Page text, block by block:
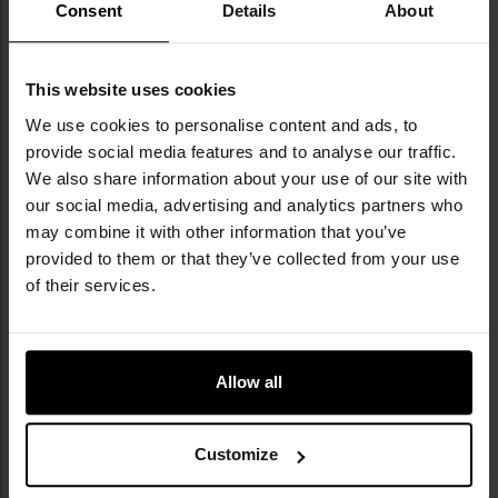
Consent Details About
This website uses cookies
We use cookies to personalise content and ads, to
provide social media features and to analyse our traffic.
We also share information about your use of our site with
our social media, advertising and analytics partners who
may combine it with other information that you’ve
provided to them or that they’ve collected from your use
of their services.
Allow all
Customize
Holosun.
Holosun — це бренд прицільної оптики, що
належить Huanic Corporation — одному з
найбільших світових виробників лазерних
технологій для промисловості, електроніки
та медицини. Перші приціли з'явилися у 2013
році й завдяки таким інноваціям, як Solar
Failsafe (підтримання роботи завдяки
пробудження під час руху) та
феноменальному ресурсу батарейки до 100
спеціальних служб, поліції та спортсменів.
Holosun пропонує відкриті й закриті